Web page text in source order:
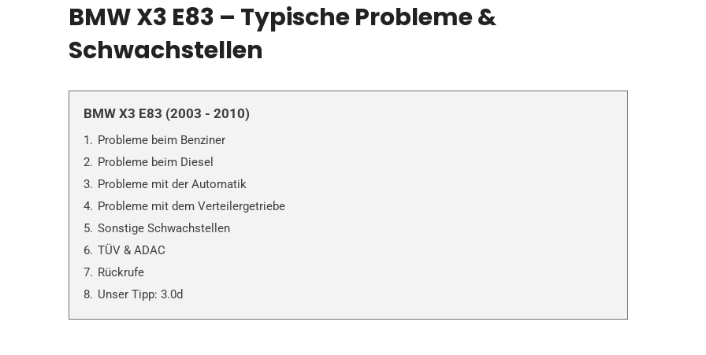
BMW X3 E83 – Typische Probleme &
Schwachstellen
BMW X3 E83 (2003 - 2010)
1. Probleme beim Benziner
2. Probleme beim Diesel
3. Probleme mit der Automatik
4. Probleme mit dem Verteilergetriebe
5. Sonstige Schwachstellen
6. TÜV & ADAC
7. Rückrufe
8. Unser Tipp: 3.0d